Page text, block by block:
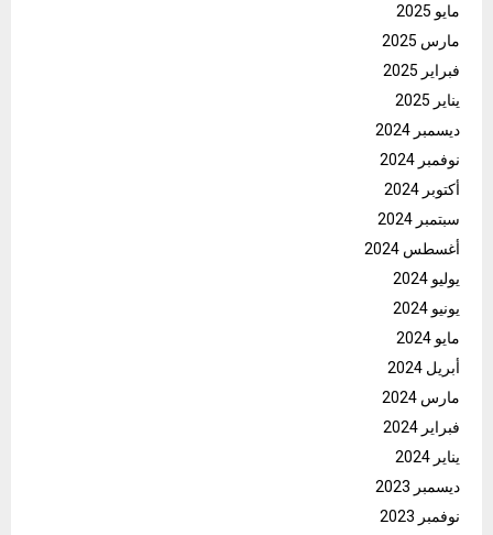
مايو 2025
مارس 2025
فبراير 2025
يناير 2025
ديسمبر 2024
نوفمبر 2024
أكتوبر 2024
سبتمبر 2024
أغسطس 2024
يوليو 2024
يونيو 2024
مايو 2024
أبريل 2024
مارس 2024
فبراير 2024
يناير 2024
ديسمبر 2023
نوفمبر 2023